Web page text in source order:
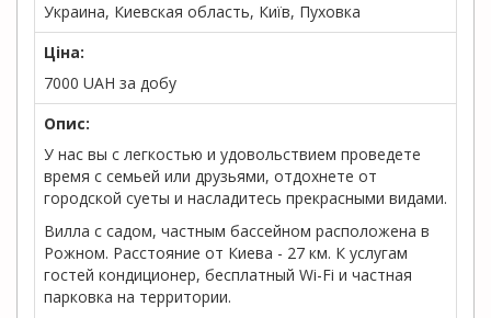
Украина, Киевская область, Київ, Пуховка
Ціна:
7000 UAH за добу
Опис:
У нас вы с легкостью и удовольствием проведете
время с семьей или друзьями, отдохнете от
городской суеты и насладитесь прекрасными видами.
Вилла с садом, частным бассейном расположена в
Рожном. Расстояние от Киева - 27 км. К услугам
гостей кондиционер, бесплатный Wi-Fi и частная
парковка на территории.